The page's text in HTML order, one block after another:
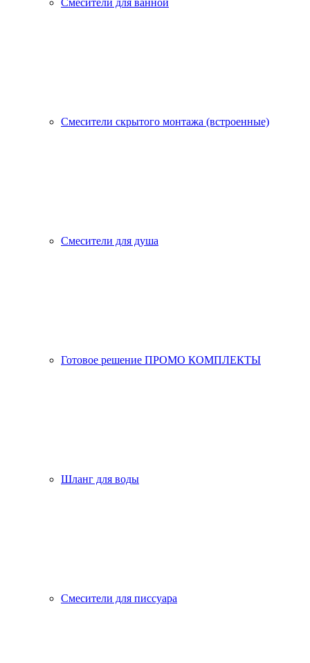
Смесители для ванной
Смесители скрытого монтажа (встроенные)
Смесители для душа
Готовое решение ПРОМО КОМПЛЕКТЫ
Шланг для воды
Смесители для писсуара